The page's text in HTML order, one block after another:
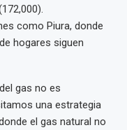
como Piura, donde
hogares siguen
gas no es
una estrategia
el gas natural no